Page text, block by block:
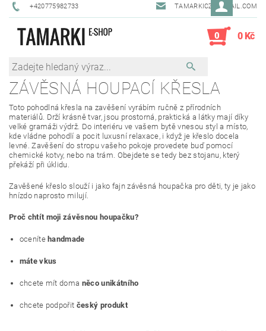
+420775982733 TAMARKICZ@GMAIL.COM
0 0 Kč
ZÁVĚSNÁ HOUPACÍ KŘESLA
Toto pohodlná křesla na zavěšení vyrábím ručně z přírodních
materiálů. Drží krásně tvar, jsou prostorná, praktická a látky mají díky
velké gramáži výdrž. Do interiéru ve vašem bytě vnesou styl a místo,
kde vládne pohodlí a pocit luxusní relaxace, i když je křeslo docela
levné. Zavěšení do stropu vašeho pokoje provedete buď pomocí
chemické kotvy, nebo na trám. Obejdete se tedy bez stojanu, který
překáží při úklidu.
Zavěšené křeslo slouží i jako fajn závěsná houpačka pro děti, ty je jako
hnízdo naprosto milují.
Proč chtít moji závěsnou houpačku?
oceníte handmade
máte vkus
chcete mít doma něco unikátního
chcete podpořit český produkt